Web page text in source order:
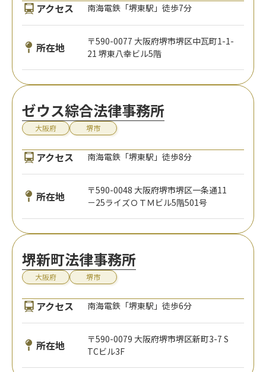
アクセス 南海電鉄「堺東駅」徒歩7分
所在地
〒590-0077 大阪府堺市堺区中瓦町1-1-
21 堺東八幸ビル5階
ゼウス綜合法律事務所
大阪府 堺市
アクセス 南海電鉄「堺東駅」徒歩8分
所在地
〒590-0048 大阪府堺市堺区一条通11
－25ライズＯＴＭビル5階501号
堺新町法律事務所
大阪府 堺市
アクセス 南海電鉄「堺東駅」徒歩6分
所在地
〒590-0079 大阪府堺市堺区新町3-7 S
TCビル3F